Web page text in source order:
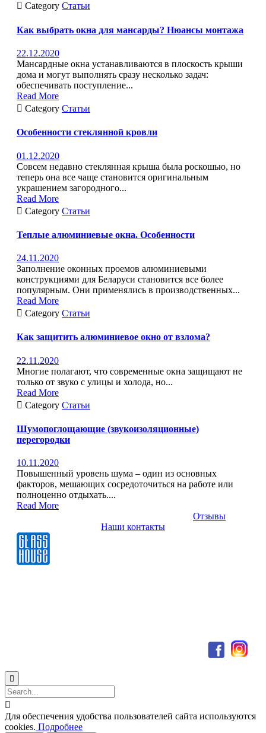
 Category Статьи
Как выбрать окна для мансарды? Нюансы монтажа
22.12.2020
Мансардные окна устанавливаются в плоскость крыши
дома и могут выполнять сразу несколько задач:
обеспечивать поступление...
Read More
 Category Статьи
Особенности стеклянной кровли
01.12.2020
Совсем недавно стеклянная крыша была роскошью, но
теперь она все чаще становится оригинальным
украшением загородного...
Read More
 Category Статьи
Теплые алюминиевые окна. Особенности
24.11.2020
Заполнение оконных проемов алюминиевыми
конструкциями для Беларуси становится все более
популярным. Они применялись в производственных...
Read More
 Category Статьи
Как защитить алюминиевое окно от взлома?
22.11.2020
Многие полагают, что современные окна защищают не
только от звуко с улицы и холода, но...
Read More
 Category Статьи
Шумопоглощающие (звукоизоляционные)
перегородки
10.11.2020
Повышенный уровень шума – один из основных
факторов, мешающих сосредоточиться на работе или
полноценно отдыхать....
Read More
Отзывы
Наши контакты


Для обеспечения удобства пользователей сайта используются
cookies. Подробнее